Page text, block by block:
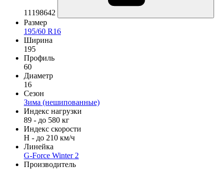
11198642
Размер
195/60 R16
Ширина
195
Профиль
60
Диаметр
16
Сезон
Зима (нешипованные)
Индекс нагрузки
89 - до 580 кг
Индекс скорости
H - до 210 км/ч
Линейка
G-Force Winter 2
Производитель